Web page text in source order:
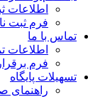
اطلاعات
فرم ثبت نام
تماس با ما
اطلاعات
فرم
تسهیلات پایگاه
راهنمای